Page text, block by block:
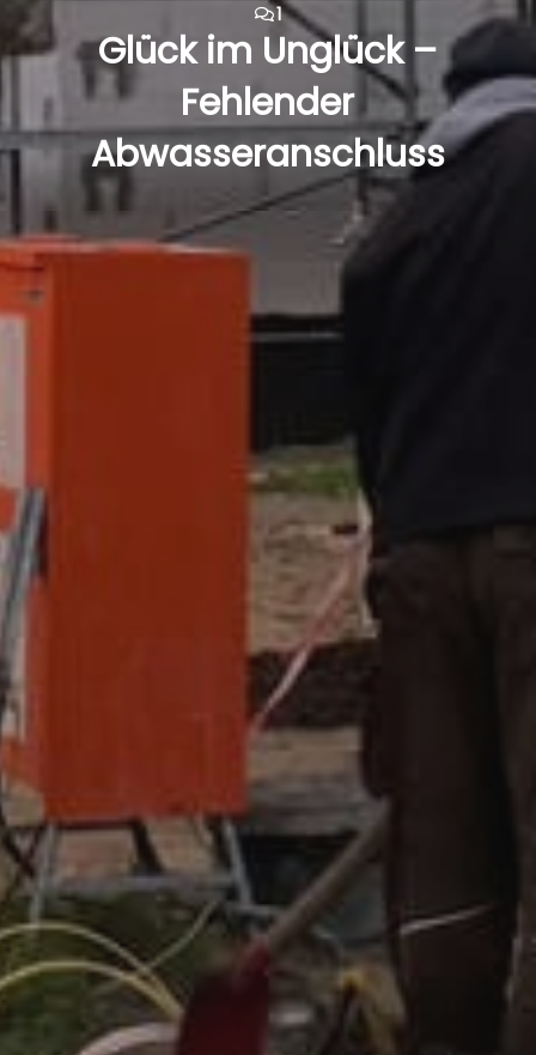
1
Glück im Unglück –
Fehlender
Abwasseranschluss